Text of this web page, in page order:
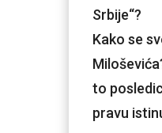
Srbije“?
Kako se
to
pravu